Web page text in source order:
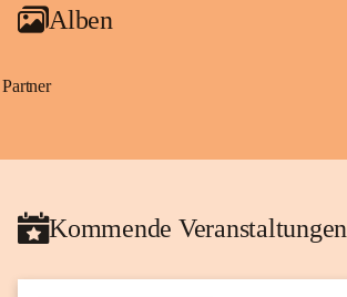
Alben
Partner
Kommende Veranstaltungen